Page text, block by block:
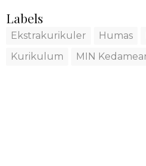
Labels
Ekstrakurikuler Humas
Kurikulum
MIN